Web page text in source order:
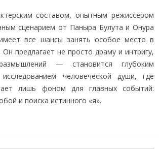
составом, опытным режиссёром
сценарием от Паныра Булута и Онура
все шансы занять особое место в
Он предлагает не просто драму и интригу,
— становится глубоким
исследованием человеческой души, где
лишь фоном для главных событий:
и поиска истинного «я».